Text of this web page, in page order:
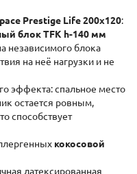
Prestige Life 200x120:
блок TFK h-140 мм
независимого блока
на неё нагрузки и не
эффекта: спальное место
остается ровным,
способствует
кокосовой
латексированная